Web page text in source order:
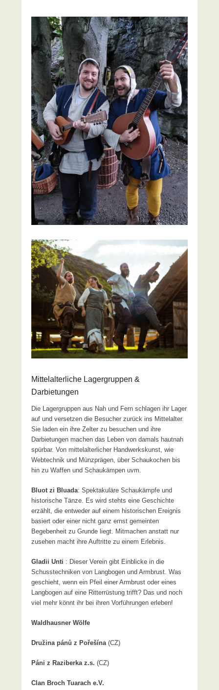
Mittelalterliche Lagergruppen &
Darbietungen
Die Lagergruppen aus Nah und Fern schlagen ihr Lager
auf und versetzen die Besucher zurück ins Mittelalter.
Sie laden ein ihre Zelter zu besuchen und ihre
Darbietungen machen das Leben von damals hautnah
spürbar. Von mittelalterlicher Handwerkskunst, wie
Webtechnik und Münzprägen, über Schaukochen bis
hin zu Waffen und Schaukämpen uvm.
Bluot zi Bluada: Spektakuläre Schaukämpfe und
historische Tänze. Es wird stehts eine Geschichte
erzählt, die entweder auf einem historischen Ereignis
basiert oder einer nicht ganz ernst gemeinten
Begebenheit zu Grunde liegt. Mitmachen anstatt nur
zusehen macht ihre Auftritte zu einem Erlebnis.
Gladii Unti : Dieser Verein gibt Einblicke in die
Schusstechniken von Langbogen und Armbrust. Was
geschieht, wenn ein Pfeil einer Armbrust oder eines
Langbogen auf eine Ritterrüstung trifft? Das und noch
viel mehr könnt ihr bei ihren Vorführungen erleben!
Waldhausner Wölfe
Družina pánů z Pořešína (CZ)
Páni z Raziberka z.s. (CZ)
Clan Broch Tuarach e.V.